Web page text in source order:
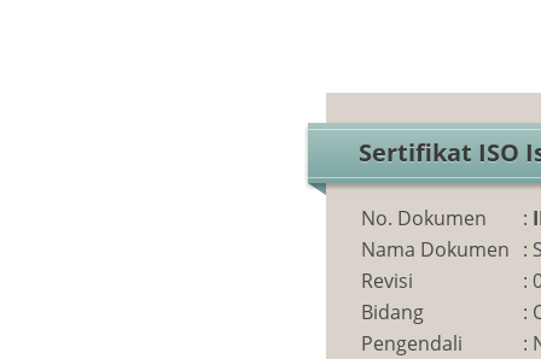
Sertifikat ISO
No. Dokumen :
Nama Dokumen :
Revisi
:
Bidang
:
Pengendali
: